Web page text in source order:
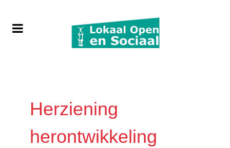
Herziening
herontwikkeling